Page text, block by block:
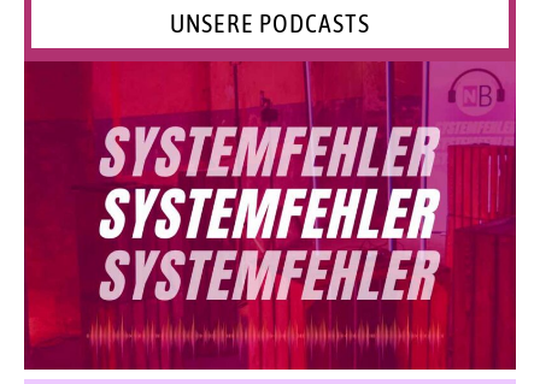
UNSERE PODCASTS